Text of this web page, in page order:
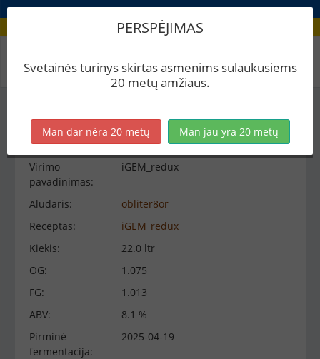
Virimo peržiūra
−
Virimo informacija
Virimo
pavadinimas:
iGEM_redux
Aludaris:
obliter8or
Receptas:
iGEM_redux
Kiekis:
22.0 ltr
OG:
1.075
FG:
1.013
ABV:
8.1 %
Pirminė
fermentacija:
2025-04-19
PERSPĖJIMAS
Svetainės turinys skirtas asmenims sulaukusiems
20 metų amžiaus.
Man dar nėra 20 metų Man jau yra 20 metų